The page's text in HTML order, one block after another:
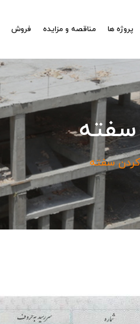
پروژه ها مناقصه و مزایده فروش
سفته
سفته